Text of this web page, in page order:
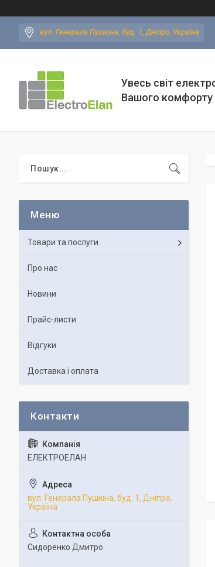
вул. Генерала Пушкіна, буд. 1, Дніпро, Україна
Увесь світ
Вашого комфорту
Товари та послуги
Про нас
Новини
Прайс-листи
Відгуки
Доставка і оплата
ЕЛЕКТРОЕЛАН
вул. Генерала Пушкіна, буд. 1, Дніпро,
Україна
Сидоренко Дмитро